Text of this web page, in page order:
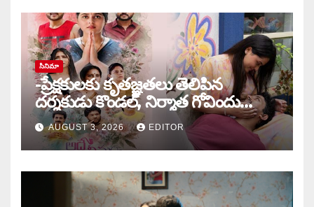
సినిమా
-ప్రేక్షకులకు కృతజ్ఞతలు తెలిపిన
దర్శకుడు కొండల్, నిర్మాత గోవిందు
కాండ్రేగుల
AUGUST 3, 2026 EDITOR